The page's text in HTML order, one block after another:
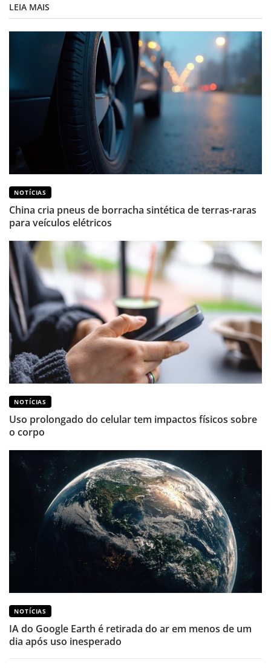
LEIA MAIS
NOTÍCIAS
China cria pneus de borracha sintética de terras-raras
para veículos elétricos
NOTÍCIAS
Uso prolongado do celular tem impactos físicos sobre
o corpo
NOTÍCIAS
IA do Google Earth é retirada do ar em menos de um
dia após uso inesperado